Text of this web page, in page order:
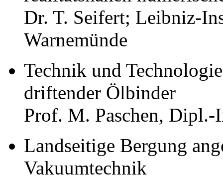
Dr. T. Seifert; Leibniz-
Warnemünde
Technik und
driftender Ölbinder
Prof. M. Paschen, Dipl.-
Landseitige Bergung
Vakuumtechnik